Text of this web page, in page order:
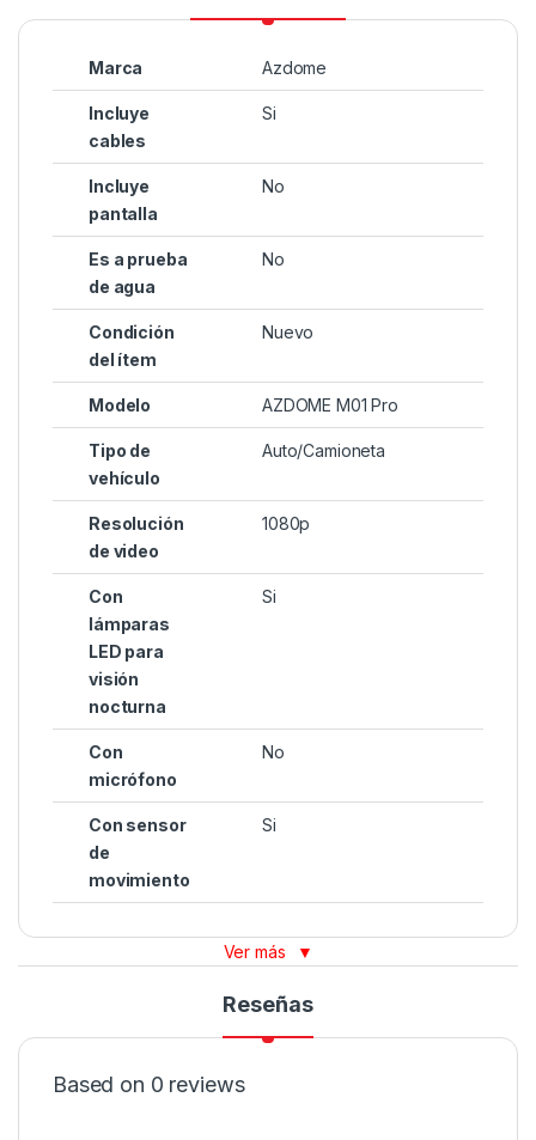
Marca Azdome
Incluye
cables
Si
Incluye
pantalla
No
Es a prueba
de agua
No
Condición
del ítem
Nuevo
Modelo AZDOME M01 Pro
Tipo de
vehículo
Auto/Camioneta
Resolución
de video
1080p
Con
lámparas
LED para
visión
nocturna
Si
Con
micrófono
No
Con sensor
de
movimiento
Si
Ver más ▼
Reseñas
Based on 0 reviews